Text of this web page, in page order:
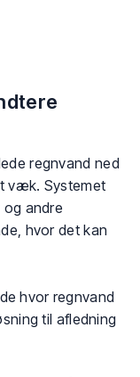
regnvand ned
væk. Systemet
andre
hvor det kan
hvor regnvand
til afledning